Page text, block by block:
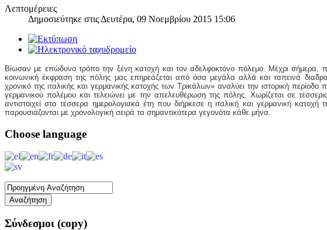
Λεπτομέρειες
Δημοσιεύτηκε στις Δευτέρα, 09 Νοεμβρίου 2015 15:06
Βίωσαν με επώδυνο τρόπο την ξένη κατοχή και τον αδελφοκτόνο πόλεμο. Μέχρι σήμερα,
κοινωνική έκφραση της πόλης μας επηρεάζεται από όσα μεγάλα αλλά και ταπεινά
χρονικό της ιταλικής και γερμανικής κατοχής των Τρικάλων» αναλύει την ιστορική
γερμανικού πολέμου και τελειώνει με την απελευθέρωση της πόλης. Χωρίζεται σε
αντιστοιχεί στα τέσσερα ημερολογιακά έτη που διήρκεσε η ιταλική και γερμανική
παρουσιάζονται με χρονολογική σειρά τα σημαντικότερα γεγονότα κάθε μήνα.
Choose language
Σύνδεσμοι (copy)